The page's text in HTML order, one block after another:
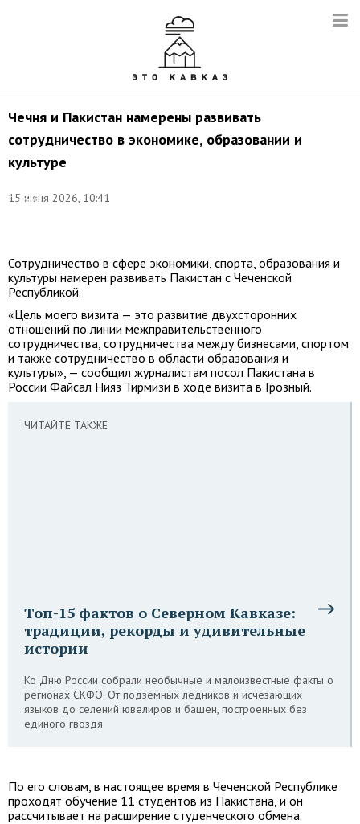
Чечня и Пакистан намерены развивать
сотрудничество в экономике, образовании и
культуре
15 июня 2026, 10:41
Сергей
Сотрудничество в сфере экономики, спорта, образования и
культуры намерен развивать Пакистан с Чеченской
Республикой.
«Цель моего визита — это развитие двухсторонних
отношений по линии межправительственного
сотрудничества, сотрудничества между бизнесами, спортом
и также сотрудничество в области образования и
культуры», — сообщил журналистам посол Пакистана в
России Файсал Нияз Тирмизи в ходе визита в Грозный.
ЧИТАЙТЕ ТАКЖЕ
Топ-15 фактов о Северном Кавказе:
традиции, рекорды и удивительные
истории
Ко Дню России собрали необычные и малоизвестные факты о
регионах СКФО. От подземных ледников и исчезающих
языков до селений ювелиров и башен, построенных без
единого гвоздя
По его словам, в настоящее время в Чеченской Республике
проходят обучение 11 студентов из Пакистана, и он
рассчитывает на расширение студенческого обмена.